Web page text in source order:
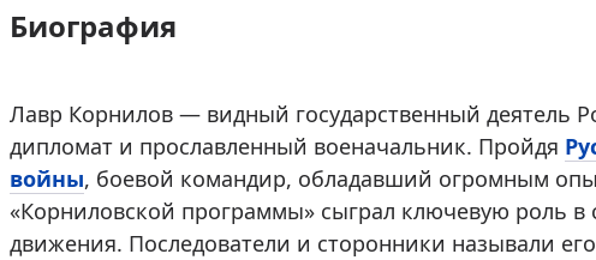
Биография
Лавр Корнилов — видный государственный деятель
дипломат и прославленный военачальник. Пройдя
войны, боевой командир, обладавший огромным
«Корниловской программы» сыграл ключевую роль в
движения. Последователи и сторонники называли